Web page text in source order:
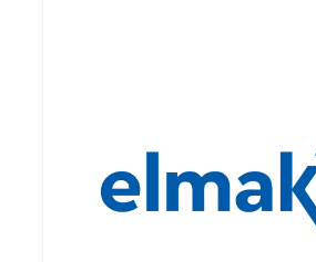
Смотреть проект